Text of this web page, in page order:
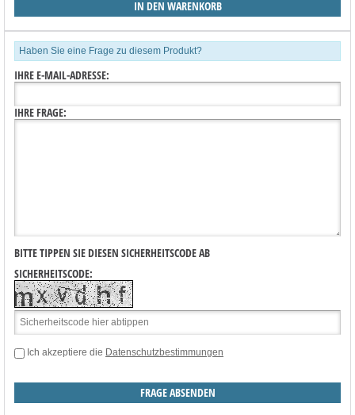
Haben Sie eine Frage zu diesem Produkt?
IHRE E-MAIL-ADRESSE:
IHRE FRAGE:
BITTE TIPPEN SIE DIESEN SICHERHEITSCODE AB
SICHERHEITSCODE:
Ich akzeptiere die Datenschutzbestimmungen